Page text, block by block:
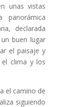
unas vistas
declarada
buen lugar
el paisaje y
clima y los
el camino de
siguiendo